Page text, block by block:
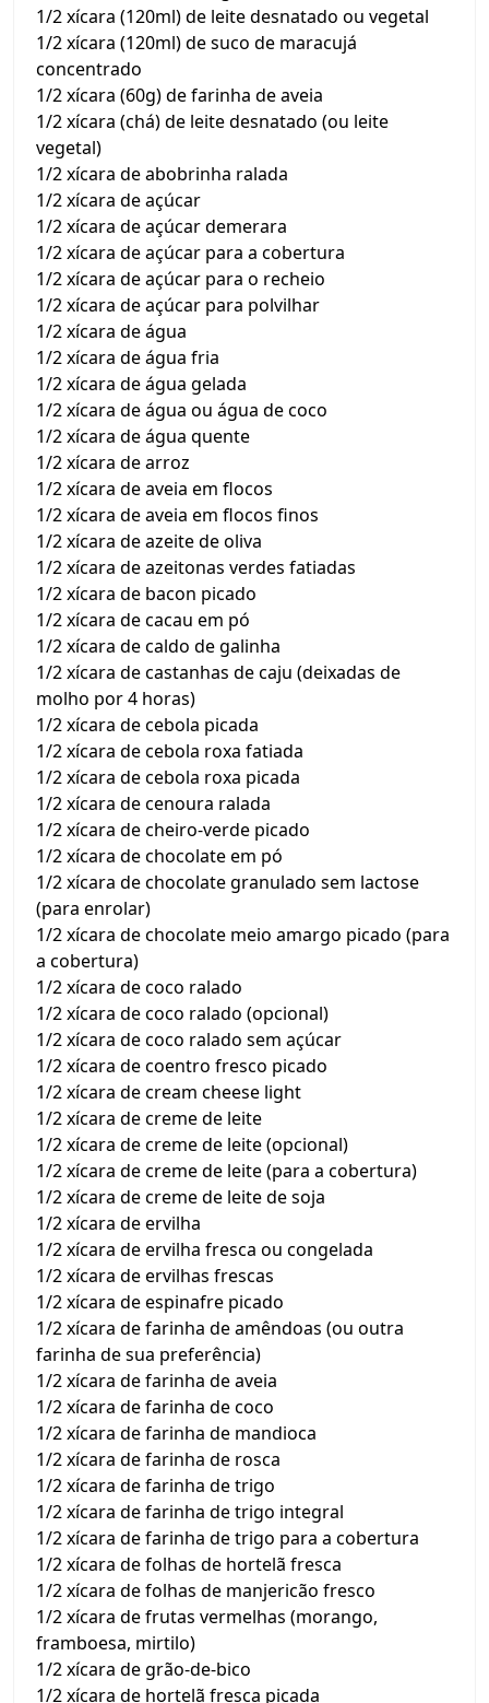
1/2 xícara (120ml) de leite desnatado ou vegetal
1/2 xícara (120ml) de suco de maracujá
concentrado
1/2 xícara (60g) de farinha de aveia
1/2 xícara (chá) de leite desnatado (ou leite
vegetal)
1/2 xícara de abobrinha ralada
1/2 xícara de açúcar
1/2 xícara de açúcar demerara
1/2 xícara de açúcar para a cobertura
1/2 xícara de açúcar para o recheio
1/2 xícara de açúcar para polvilhar
1/2 xícara de água
1/2 xícara de água fria
1/2 xícara de água gelada
1/2 xícara de água ou água de coco
1/2 xícara de água quente
1/2 xícara de arroz
1/2 xícara de aveia em flocos
1/2 xícara de aveia em flocos finos
1/2 xícara de azeite de oliva
1/2 xícara de azeitonas verdes fatiadas
1/2 xícara de bacon picado
1/2 xícara de cacau em pó
1/2 xícara de caldo de galinha
1/2 xícara de castanhas de caju (deixadas de
molho por 4 horas)
1/2 xícara de cebola picada
1/2 xícara de cebola roxa fatiada
1/2 xícara de cebola roxa picada
1/2 xícara de cenoura ralada
1/2 xícara de cheiro-verde picado
1/2 xícara de chocolate em pó
1/2 xícara de chocolate granulado sem lactose
(para enrolar)
1/2 xícara de chocolate meio amargo picado (para
a cobertura)
1/2 xícara de coco ralado
1/2 xícara de coco ralado (opcional)
1/2 xícara de coco ralado sem açúcar
1/2 xícara de coentro fresco picado
1/2 xícara de cream cheese light
1/2 xícara de creme de leite
1/2 xícara de creme de leite (opcional)
1/2 xícara de creme de leite (para a cobertura)
1/2 xícara de creme de leite de soja
1/2 xícara de ervilha
1/2 xícara de ervilha fresca ou congelada
1/2 xícara de ervilhas frescas
1/2 xícara de espinafre picado
1/2 xícara de farinha de amêndoas (ou outra
farinha de sua preferência)
1/2 xícara de farinha de aveia
1/2 xícara de farinha de coco
1/2 xícara de farinha de mandioca
1/2 xícara de farinha de rosca
1/2 xícara de farinha de trigo
1/2 xícara de farinha de trigo integral
1/2 xícara de farinha de trigo para a cobertura
1/2 xícara de folhas de hortelã fresca
1/2 xícara de folhas de manjericão fresco
1/2 xícara de frutas vermelhas (morango,
framboesa, mirtilo)
1/2 xícara de grão-de-bico
1/2 xícara de hortelã fresca picada